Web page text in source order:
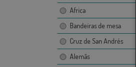
Africa
Bandeiras de mesa
Cruz de San Andrés
Alemãs